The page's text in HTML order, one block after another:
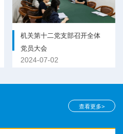
机关第十二党支部召开全体
党员大会
2024-07-02
查看更多>